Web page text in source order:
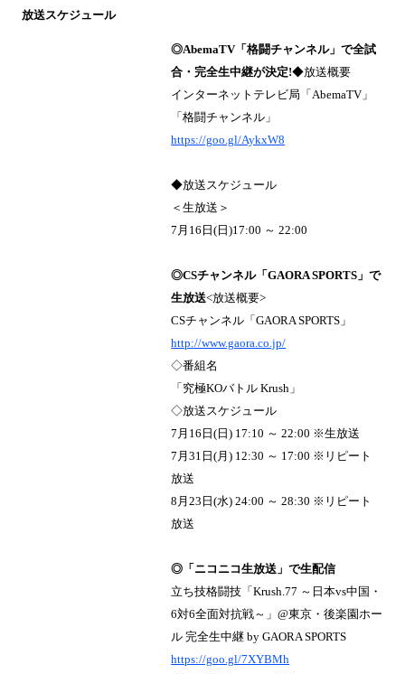
放送スケジュール
◎AbemaTV「格闘チャンネル」で全試
合・完全生中継が決定!◆放送概要
インターネットテレビ局「AbemaTV」
「格闘チャンネル」
https://goo.gl/AykxW8
◆放送スケジュール
＜生放送＞
7月16日(日)17:00 ～ 22:00
◎CSチャンネル「GAORA SPORTS」で
生放送<放送概要>
CSチャンネル「GAORA SPORTS」
http://www.gaora.co.jp/
◇番組名
「究極KOバトル Krush」
◇放送スケジュール
7月16日(日) 17:10 ～ 22:00 ※生放送
7月31日(月) 12:30 ～ 17:00 ※リピート
放送
8月23日(水) 24:00 ～ 28:30 ※リピート
放送
◎「ニコニコ生放送」で生配信
立ち技格闘技「Krush.77 ～日本vs中国・
6対6全面対抗戦～」@東京・後楽園ホー
ル 完全生中継 by GAORA SPORTS
https://goo.gl/7XYBMh